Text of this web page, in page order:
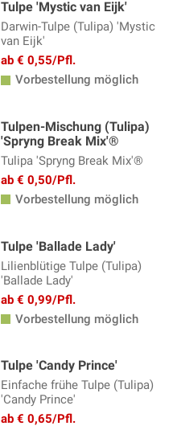
Tulpe 'Mystic van Eijk'
Darwin-Tulpe (Tulipa) 'Mystic
van Eijk'
ab € 0,55/Pfl.
Vorbestellung möglich
Tulpen-Mischung (Tulipa)
'Spryng Break Mix'®
Tulipa 'Spryng Break Mix'®
ab € 0,50/Pfl.
Vorbestellung möglich
Tulpe 'Ballade Lady'
Lilienblütige Tulpe (Tulipa)
'Ballade Lady'
ab € 0,99/Pfl.
Vorbestellung möglich
Tulpe 'Candy Prince'
Einfache frühe Tulpe (Tulipa)
'Candy Prince'
ab € 0,65/Pfl.